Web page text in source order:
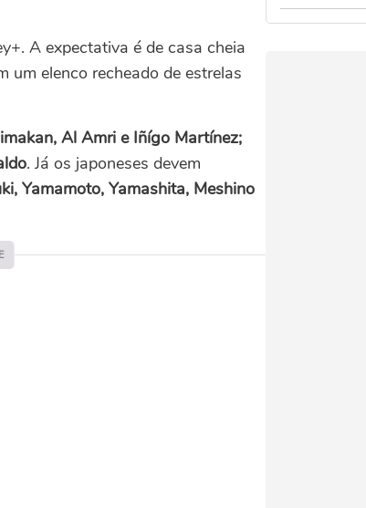
A expectativa é de casa cheia
um elenco recheado de estrelas
Al Amri e Iñígo Martínez;
. Já os japoneses devem
Yamamoto, Yamashita, Meshino